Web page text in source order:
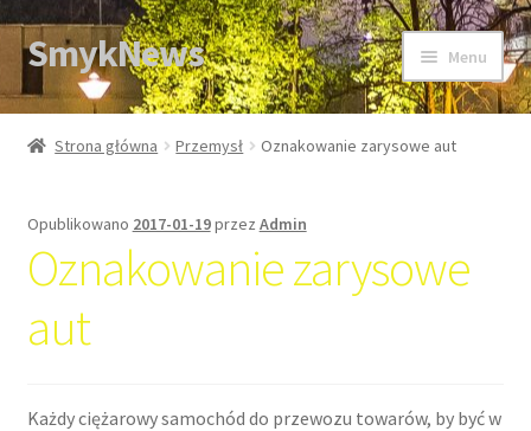
Przejdź
do
nawigacji
Przejdź
do
treści
SmykNews Menu
Strona główna
Strona główna Przemysł Oznakowanie zarysowe aut
Opublikowano 2017-01-19przez Admin
Oznakowanie zarysowe
aut
Każdy ciężarowy samochód do przewozu towarów, by być w